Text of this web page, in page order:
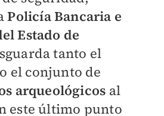
Policía Bancaria e
Estado de
tanto el
el conjunto de
arqueológicos al
este último punto